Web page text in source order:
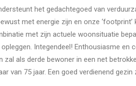
het gedachtegoed van
met energie zijn en onze
met zijn actuele woonsituatie
Integendeel! Enthousiasme
zal als derde bewoner in een net
van 75 jaar. Een goed verdienend